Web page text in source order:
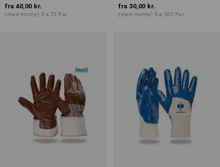
fra 40,00 kr.
(med moms) fra 72 Par
fra 30,00 kr.
(med moms) fra 300 Par